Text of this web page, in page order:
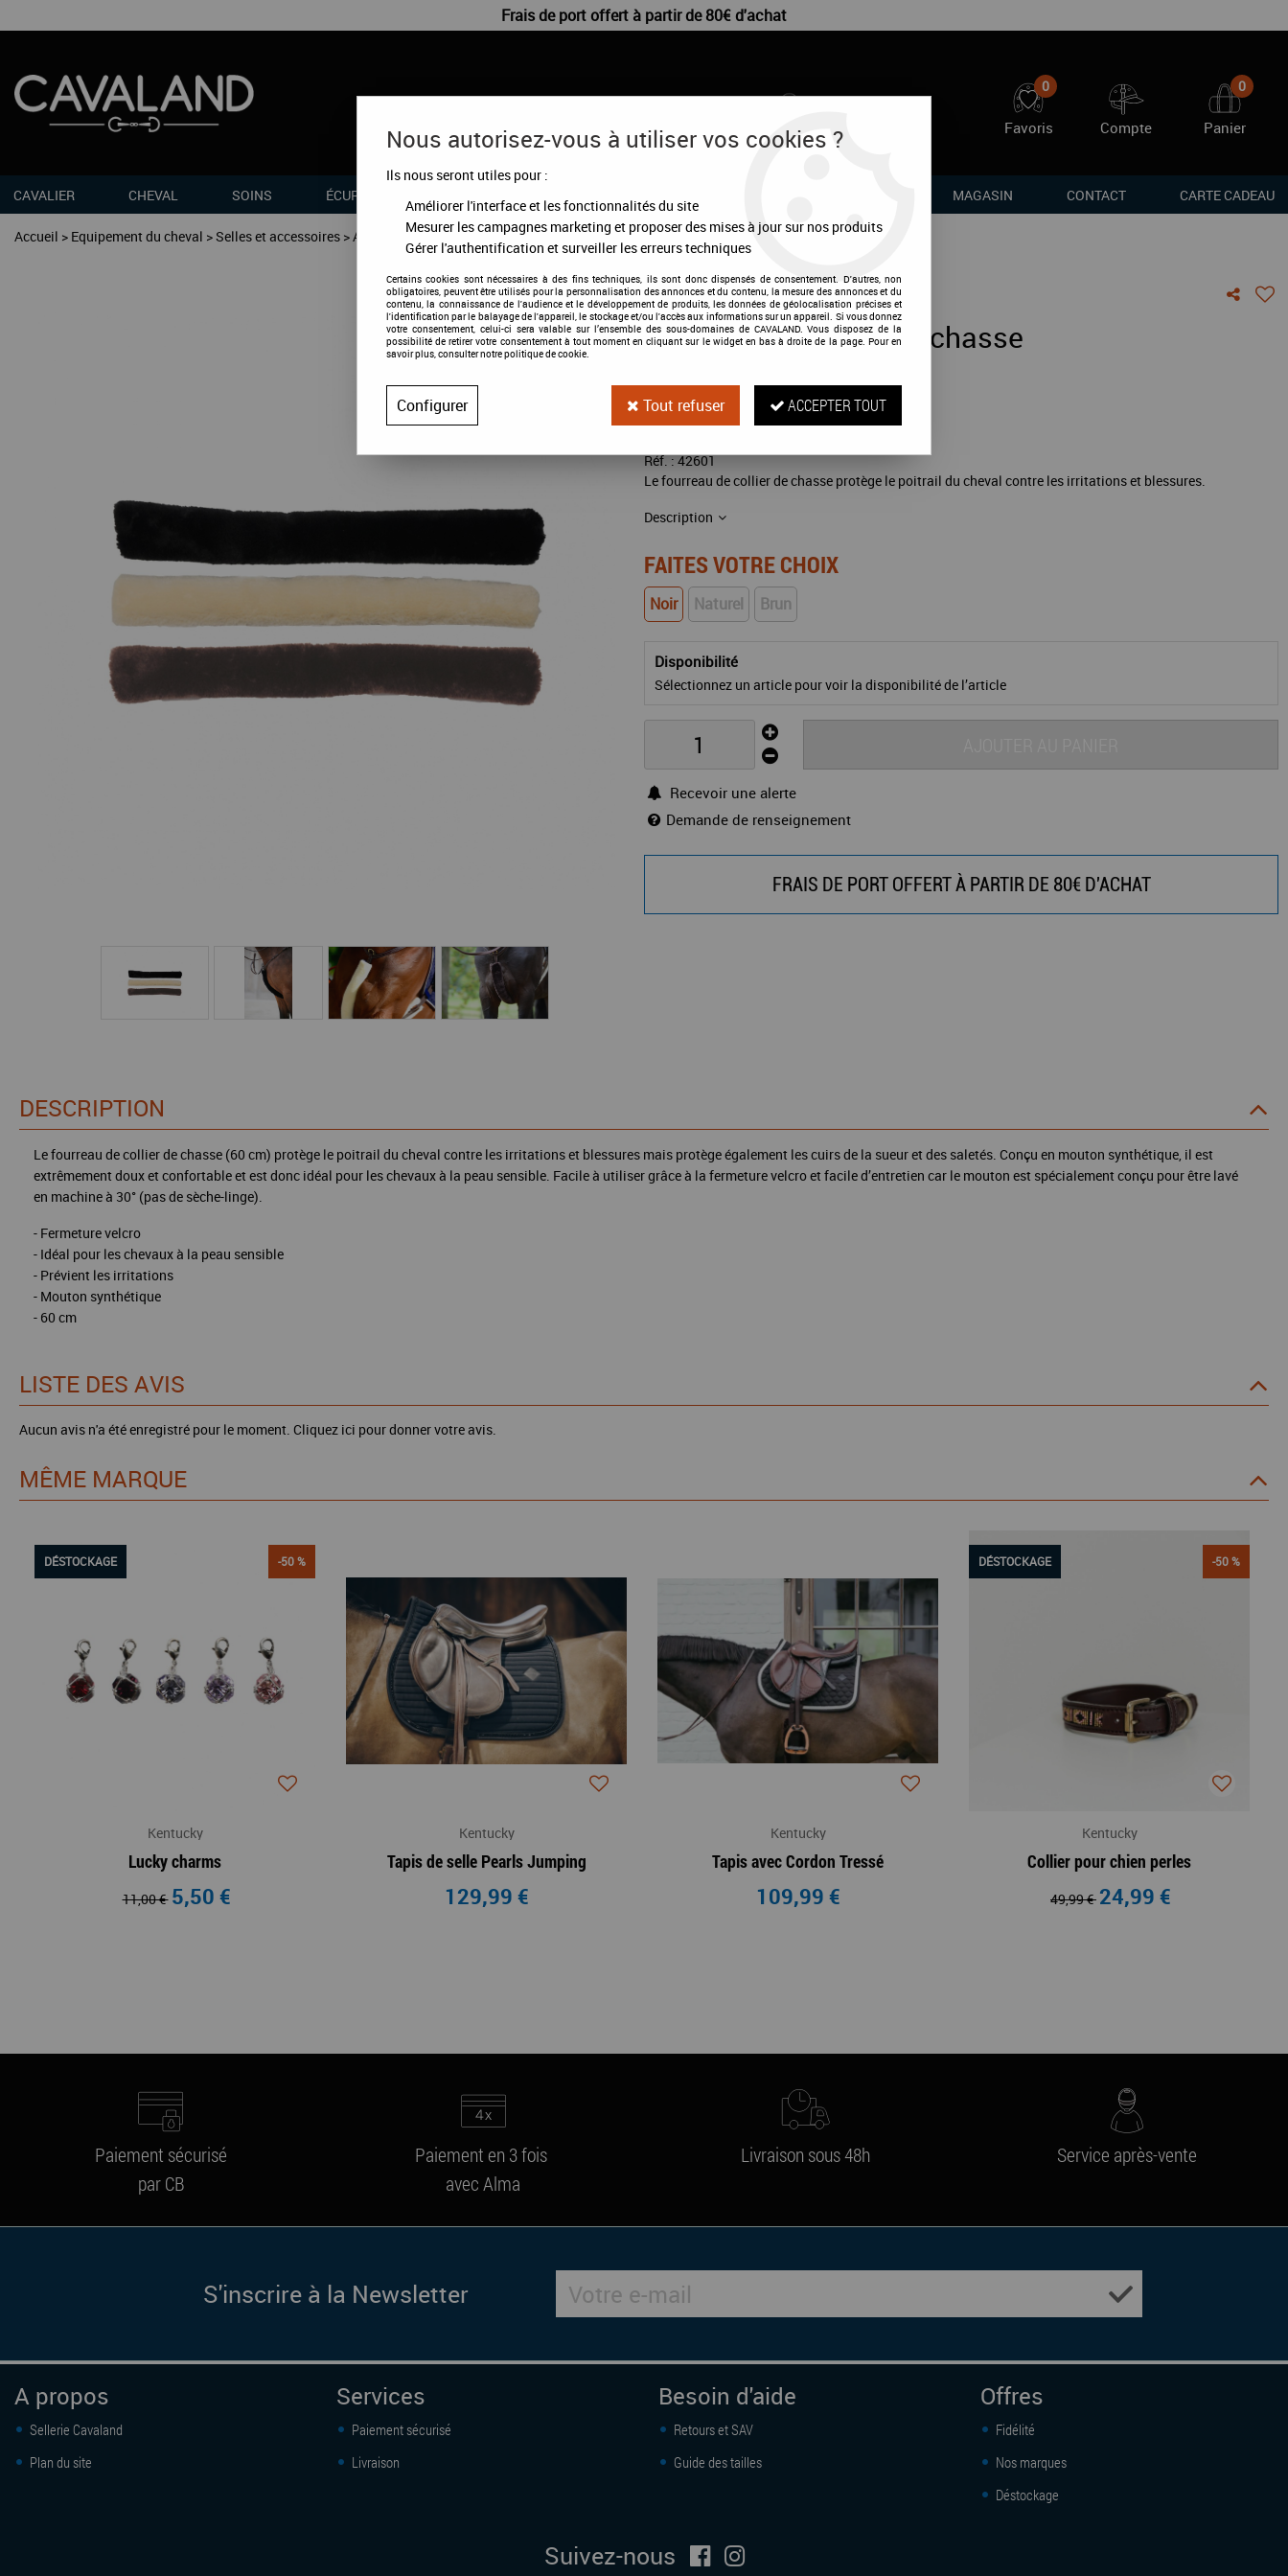
Frais de port offert à partir de 80€ d'achat
0
Favoris Compte
0
Panier
CAVALIER CHEVAL SOINS ÉCURIES MAGASIN CONTACT CARTE CADEAU
Accueil > Equipement du cheval >Selles et accessoires >Accessoires >Fourreau de collier de chasse
Fourreau de collier de chasse
34,99€ TTC
Réf. :42601
Le fourreau de collier de chasse protège le poitrail du cheval contre les irritations et blessures.
Description
FAITES VOTRE CHOIX
Noir Naturel Brun
Disponibilité
Sélectionnez un article pour voir la disponibilité de l’article
Recevoir une alerte
Demande de renseignement
FRAIS DE PORT OFFERT À PARTIR DE 80€ D'ACHAT
DESCRIPTION
Le fourreau de collier de chasse (60 cm) protège le poitrail du cheval contre les irritations et blessures mais protège également les cuirs de la sueur et des saletés. Conçu en mouton synthétique, il est
extrêmement doux et confortable et est donc idéal pour les chevaux à la peau sensible. Facile à utiliser grâce à la fermeture velcro et facile d’entretien car le mouton est spécialement conçu pour être lavé
en machine à 30° (pas de sèche-linge).
- Fermeture velcro
- Idéal pour les chevaux à la peau sensible
- Prévient les irritations
- Mouton synthétique
- 60 cm
LISTE DES AVIS
Aucun avis n'a été enregistré pour le moment. Cliquez ici pour donner votre avis.
MÊME MARQUE
DÉSTOCKAGE -50 %
Kentucky
Lucky charms
11,00 € 5,50 €
Kentucky
Tapis de selle Pearls Jumping
129,99 €
Kentucky
Tapis avec Cordon Tressé
109,99 €
DÉSTOCKAGE -50 %
Kentucky
Collier pour chien perles
49,99 € 24,99 €
Paiement sécurisé
par CB
Paiement en 3 fois
avec Alma
Livraison sous 48h Service après-vente
S'inscrire à la Newsletter
A propos
Sellerie Cavaland
Plan du site
Services
Paiement sécurisé
Livraison
Besoin d'aide
Retours et SAV
Guide des tailles
Offres
Fidélité
Nos marques
Déstockage
Suivez-nous
Nous autorisez-vous à utiliser vos cookies ?
Ils nous seront utiles pour :
Améliorer l'interface et les fonctionnalités du site
Mesurer les campagnes marketing et proposer des mises à jour sur nos produits
Gérer l'authentification et surveiller les erreurs techniques
Certains cookies sont nécessaires à des fins techniques, ils sont donc dispensés de consentement. D'autres, non
obligatoires, peuvent être utilisés pour la personnalisation des annonces et du contenu, la mesure des annonces et du
contenu, la connaissance de l'audience et le développement de produits, les données de géolocalisation précises et
l'identification par le balayage de l'appareil, le stockage et/ou l'accès aux informations sur un appareil. Si vous donnez
votre consentement, celui-ci sera valable sur l’ensemble des sous-domaines de CAVALAND. Vous disposez de la
possibilité de retirer votre consentement à tout moment en cliquant sur le widget en bas à droite de la page. Pour en
savoir plus, consulter notre politique de cookie.
Configurer Tout refuser ACCEPTER TOUT